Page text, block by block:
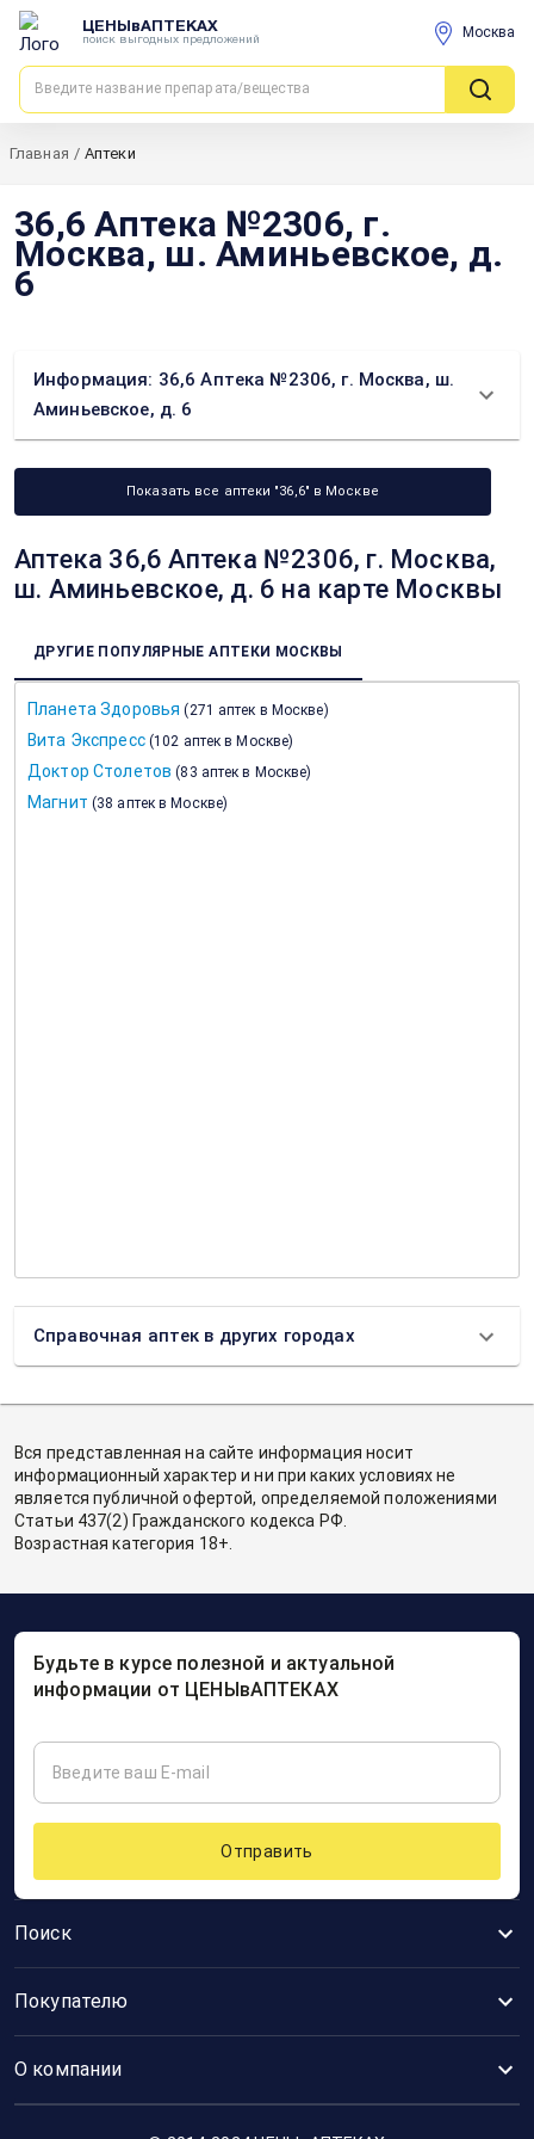
ЦЕНЫвАПТЕКАХ
поиск выгодных предложений Москва
Главная / Аптеки
36,6 Аптека №2306, г.
Москва, ш. Аминьевское, д.
6
Информация: 36,6 Аптека №2306, г. Москва, ш.
Аминьевское, д. 6
Показать все аптеки "36,6" в Москве
Аптека 36,6 Аптека №2306, г. Москва,
ш. Аминьевское, д. 6 на карте Москвы
ДРУГИЕ ПОПУЛЯРНЫЕ АПТЕКИ МОСКВЫ
Планета Здоровья (271 аптек в Москве)
Вита Экспресс (102 аптек в Москве)
Доктор Столетов (83 аптек в Москве)
Магнит (38 аптек в Москве)
Справочная аптек в других городах
Вся представленная на сайте информация носит
информационный характер и ни при каких условиях не
является публичной офертой, определяемой положениями
Статьи 437(2) Гражданского кодекса РФ.
Возрастная категория 18+.
Поиск
Покупателю
О компании
Будьте в курсе полезной и актуальной
информации от ЦЕНЫвАПТЕКАХ
Отправить